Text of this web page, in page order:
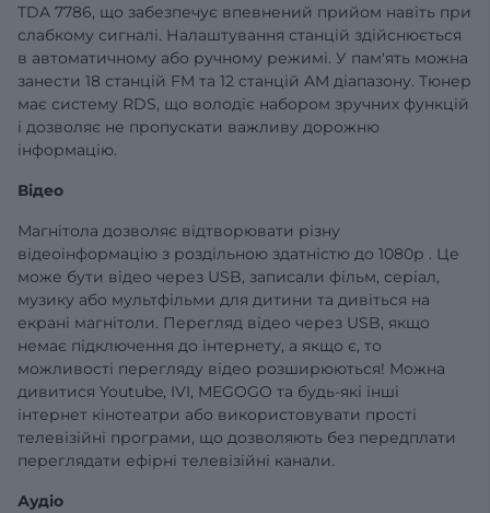
TDA 7786, що забезпечує впевнений прийом навіть при
слабкому сигналі. Налаштування станцій здійснюється
в автоматичному або ручному режимі. У пам'ять можна
занести 18 станцій FM та 12 станцій AM діапазону. Тюнер
має систему RDS, що володіє набором зручних функцій
і дозволяє не пропускати важливу дорожню
інформацію.
Відео
Магнітола дозволяє відтворювати різну
відеоінформацію з роздільною здатністю до 1080р . Це
може бути відео через USB, записали фільм, серіал,
музику або мультфільми для дитини та дивіться на
екрані магнітоли. Перегляд відео через USB, якщо
немає підключення до інтернету, а якщо є, то
можливості перегляду відео розширюються! Можна
дивитися Youtube, IVI, MEGOGO та будь-які інші
інтернет кінотеатри або використовувати прості
телевізійні програми, що дозволяють без передплати
переглядати ефірні телевізійні канали.
Аудіо